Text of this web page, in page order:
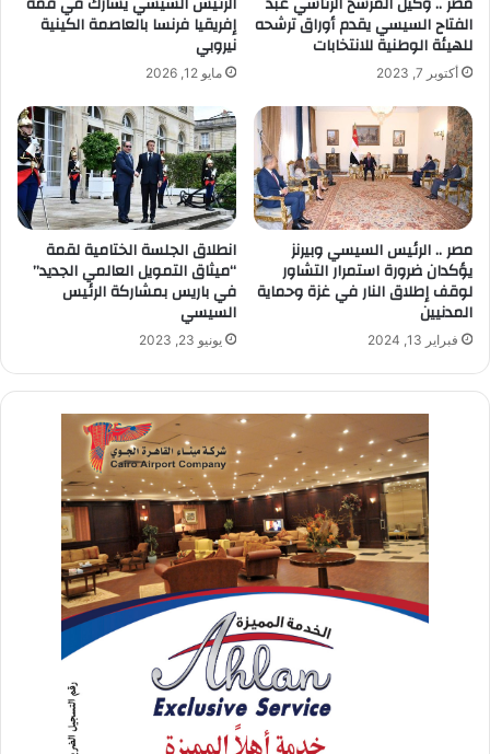
الفتاح السيسي يقدم أوراق ترشحه
للهيئة الوطنية للانتخابات
أكتوبر 7, 2023
إفريقيا فرنسا بالعاصمة الكينية
نيروبي
مايو 12, 2026
مصر .. الرئيس السيسي وبيرنز
يؤكدان ضرورة استمرار التشاور
لوقف إطلاق النار في غزة وحماية
المدنيين
فبراير 13, 2024
انطلاق الجلسة الختامية لقمة
“ميثاق التمويل العالمي الجديد”
في باريس بمشاركة الرئيس
السيسي
يونيو 23, 2023